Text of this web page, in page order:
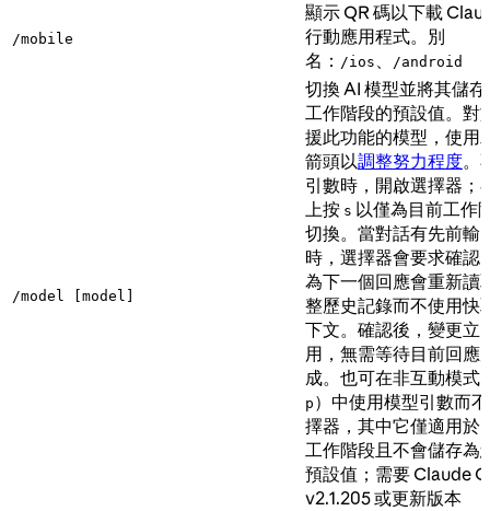
/mobile
顯示 QR 碼以下載
行動應用程式。別
名： /ios 、 /android
/model [model]
切換 AI 模型並將其儲
工作階段的預設值。對
援此功能的模型，使用
箭頭以調整努力程度。
引數時，開啟選擇器；
上按 s 以僅為目前工作
切換。當對話有先前輸
時，選擇器會要求確認
為下一個回應會重新讀
整歷史記錄而不使用快
下文。確認後，變更立
用，無需等待目前回應
成。也可在非互動模式
p ）中使用模型引數而
擇器，其中它僅適用於
工作階段且不會儲存為
預設值；需要 Claude
v2.1.205 或更新版本